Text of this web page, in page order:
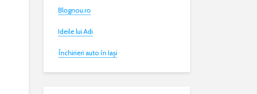
Blognou.ro
Ideile lui Adi
Închirieri auto în Iași